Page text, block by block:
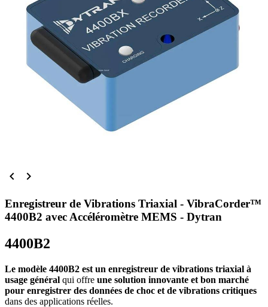
 
Enregistreur de Vibrations Triaxial - VibraCorder™
4400B2 avec Accéléromètre MEMS - Dytran
4400B2
Le modèle 4400B2 est un enregistreur de vibrations triaxial à
usage général qui offre une solution innovante et bon marché
pour enregistrer des données de choc et de vibrations critiques
dans des applications réelles.